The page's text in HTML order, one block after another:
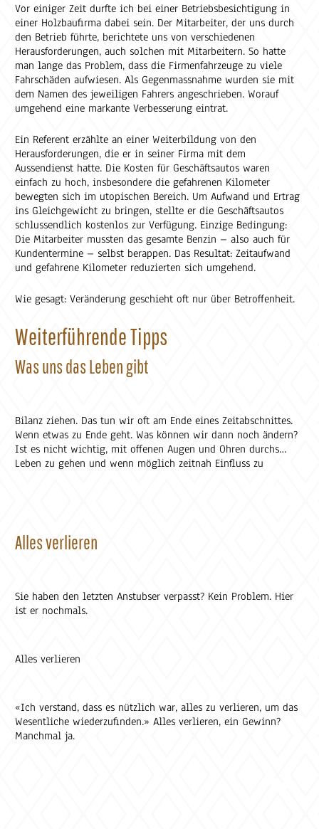
Vor einiger Zeit durfte ich bei einer Betriebsbesichtigung in
einer Holzbaufirma dabei sein. Der Mitarbeiter, der uns durch
den Betrieb führte, berichtete uns von verschiedenen
Herausforderungen, auch solchen mit Mitarbeitern. So hatte
man lange das Problem, dass die Firmenfahrzeuge zu viele
Fahrschäden aufwiesen. Als Gegenmassnahme wurden sie mit
dem Namen des jeweiligen Fahrers angeschrieben. Worauf
umgehend eine markante Verbesserung eintrat.
Ein Referent erzählte an einer Weiterbildung von den
Herausforderungen, die er in seiner Firma mit dem
Aussendienst hatte. Die Kosten für Geschäftsautos waren
einfach zu hoch, insbesondere die gefahrenen Kilometer
bewegten sich im utopischen Bereich. Um Aufwand und Ertrag
ins Gleichgewicht zu bringen, stellte er die Geschäftsautos
schlussendlich kostenlos zur Verfügung. Einzige Bedingung:
Die Mitarbeiter mussten das gesamte Benzin – also auch für
Kundentermine – selbst berappen. Das Resultat: Zeitaufwand
und gefahrene Kilometer reduzierten sich umgehend.
Wie gesagt: Veränderung geschieht oft nur über Betroffenheit.
Weiterführende Tipps
Was uns das Leben gibt
Bilanz ziehen. Das tun wir oft am Ende eines Zeitabschnittes.
Wenn etwas zu Ende geht. Was können wir dann noch ändern?
Ist es nicht wichtig, mit offenen Augen und Ohren durchs
Leben zu gehen und wenn möglich zeitnah Einfluss zu
Alles verlieren
Sie haben den letzten Anstubser verpasst? Kein Problem. Hier
ist er nochmals.
Alles verlieren
«Ich verstand, dass es nützlich war, alles zu verlieren, um das
Wesentliche wiederzufinden.» Alles verlieren, ein Gewinn?
Manchmal ja.